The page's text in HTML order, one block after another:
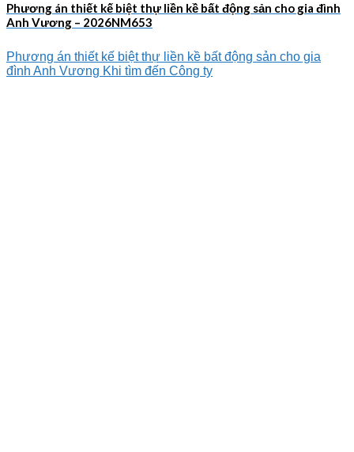
Phương án thiết kế biệt thự liền kề bất động sản cho gia đình
Anh Vương – 2026NM653
Phương án thiết kế biệt thự liền kề bất động sản cho gia
đình Anh Vương Khi tìm đến Công ty